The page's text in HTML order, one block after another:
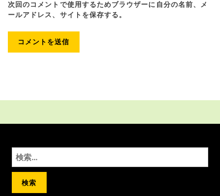
次回のコメントで使用するためブラウザーに自分の名前、メ
ールアドレス、サイトを保存する。
検
索: